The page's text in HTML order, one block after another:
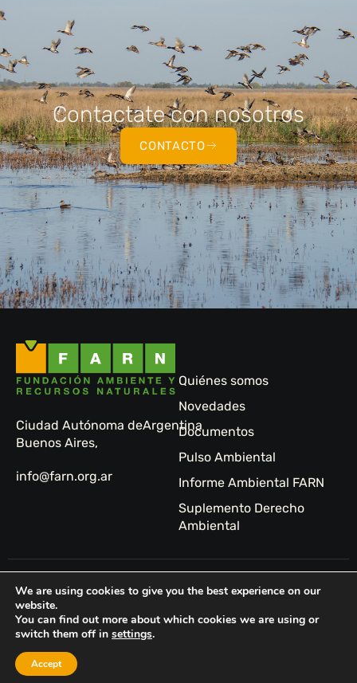
Contactate con nosotros
CONTACTO
Ciudad Autónoma de
Buenos Aires,
Argentina
info@farn.org.ar
Quiénes somos
Novedades
Documentos
Pulso Ambiental
Informe Ambiental FARN
Suplemento Derecho
Ambiental
© 2024 FARN -
Ambiente y
Tormenta
We are using cookies to give you the best experience on our
website.
You can find out more about which cookies we are using or
switch them off in settings.
Accept